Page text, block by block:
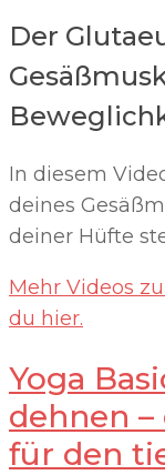
Der
In diesem
deines
deiner Hüfte
Mehr Videos
du hier.
Yoga
dehnen
für den